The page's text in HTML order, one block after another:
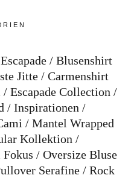
Blusenshirt
Jitte
Carmenshirt
Escapade Collection
Inspirationen
Mantel Wrapped
Kollektion
Oversize Bluse
Serafine
Rock